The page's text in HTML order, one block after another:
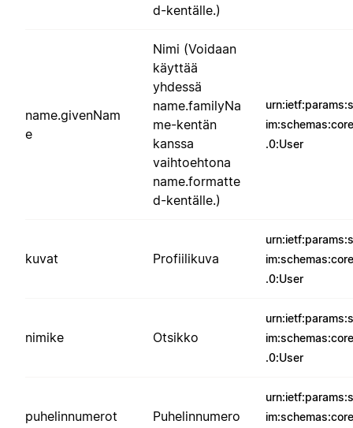
d-kentälle.)
name.givenNam
e
Nimi (Voidaan
käyttää
yhdessä
name.familyNa
me-kentän
kanssa
vaihtoehtona
name.formatte
d-kentälle.)
.0:User
kuvat Profiilikuva
.0:User
nimike Otsikko
.0:User
puhelinnumerot Puhelinnumero